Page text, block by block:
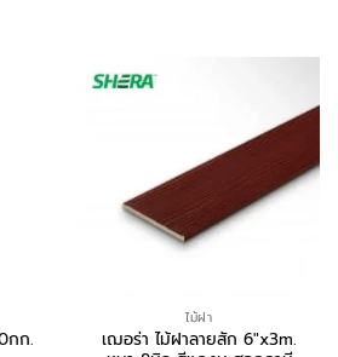
กก.
ไม้ฝา
เฌอร่า ไม้ฝาลายสัก 6″x3m.